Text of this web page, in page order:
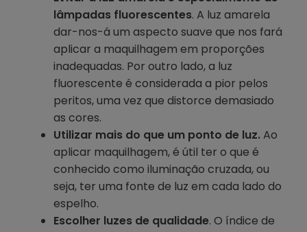
lâmpadas fluorescentes. A luz amarela
dar-nos-á um aspecto suave que nos fará
aplicar a maquilhagem em proporções
inadequadas. Por outro lado, a luz
fluorescente é considerada a pior pelos
peritos, uma vez que distorce demasiado
as cores.
Utilizar mais do que um ponto de luz.Ao
aplicar maquilhagem, é útil ter o que é
conhecido como iluminação cruzada, ou
seja, ter uma fonte de luz em cada lado do
espelho.
Escolher luzes de qualidade. O índice de